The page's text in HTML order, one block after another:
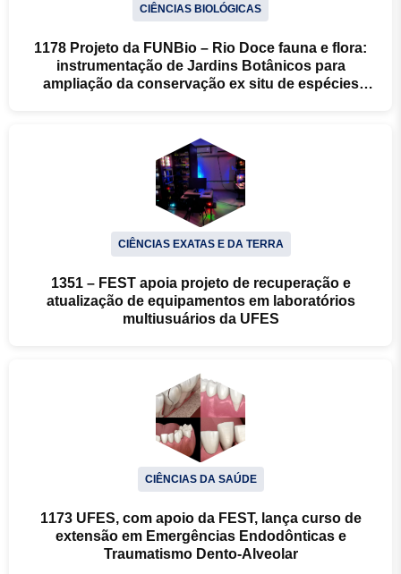
CIÊNCIAS BIOLÓGICAS
1178 Projeto da FUNBio – Rio Doce fauna e flora:
instrumentação de Jardins Botânicos para
ampliação da conservação ex situ de espécies
CIÊNCIAS EXATAS E DA TERRA
1351 – FEST apoia projeto de recuperação e
atualização de equipamentos em laboratórios
multiusuários da UFES
CIÊNCIAS DA SAÚDE
1173 UFES, com apoio da FEST, lança curso de
extensão em Emergências Endodônticas e
Traumatismo Dento-Alveolar